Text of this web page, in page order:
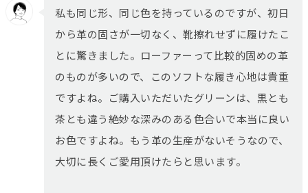
私も同じ形、同じ色を持っているのですが、初日
から革の固さが一切なく、靴擦れせずに履けたこ
とに驚きました。ローファーって比較的固めの革
のものが多いので、このソフトな履き心地は貴重
ですよね。ご購入いただいたグリーンは、黒とも
茶とも違う絶妙な深みのある色合いで本当に良い
お色ですよね。もう革の生産がないそうなので、
大切に長くご愛用頂けたらと思います。